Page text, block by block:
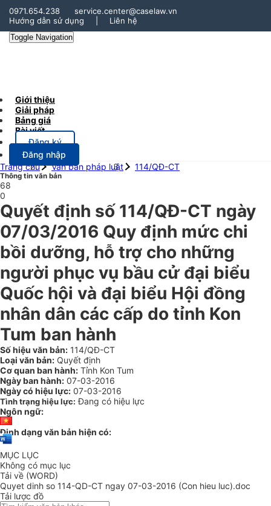
0971.654.238
service.center@caselaw.vn
Hướng dẫn sử dụng
Liên hệ
Toggle Navigation
Giới thiệu
Giải pháp
Bảng giá
Bài viết
Đăng ký
Đăng nhập
Trang chủ
Văn bản pháp luật 114/QĐ-CT
Thông tin văn bản
68
0
Quyết định số 114/QĐ-CT ngày
07/03/2016 Quy định mức chi
bồi dưỡng, hỗ trợ cho những
người phục vụ bầu cử đại biểu
Quốc hội và đại biểu Hội đồng
nhân dân các cấp do tỉnh Kon
Tum ban hành
Số hiệu văn bản: 114/QĐ-CT
Loại văn bản: Quyết định
Cơ quan ban hành: Tỉnh Kon Tum
Ngày ban hành: 07-03-2016
Ngày có hiệu lực: 07-03-2016
Tình trạng hiệu lực: Đang có hiệu lực
Ngôn ngữ:
Định dạng văn bản hiện có:
MỤC LỤC
Không có mục lục
Tải về (WORD)
Quyet dinh so 114-QD-CT ngay 07-03-2016 (Con hieu luc).doc
Tải lược đồ